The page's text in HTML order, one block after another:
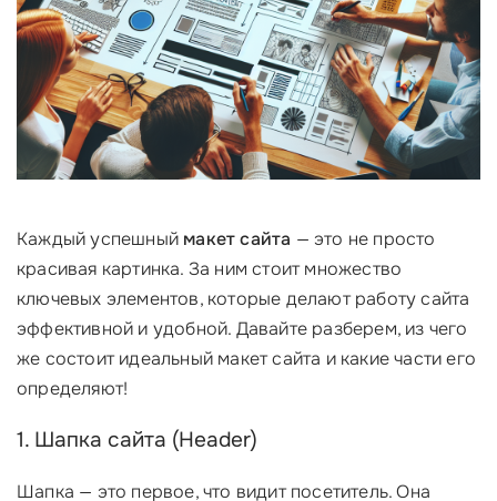
Каждый успешный макет сайта — это не просто
красивая картинка. За ним стоит множество
ключевых элементов, которые делают работу сайта
эффективной и удобной. Давайте разберем, из чего
же состоит идеальный макет сайта и какие части его
определяют!
1. Шапка сайта (Header)
Шапка — это первое, что видит посетитель. Она